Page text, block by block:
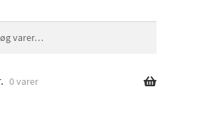
0 varer